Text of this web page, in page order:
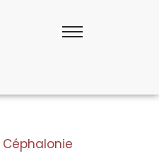
Céphalonie